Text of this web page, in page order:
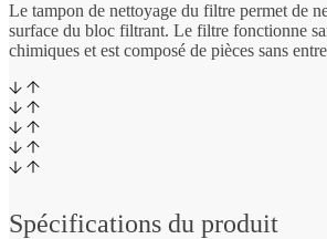
Le tampon de nettoyage du filtre permet de
surface du bloc filtrant. Le filtre fonctionne
chimiques et est composé de pièces sans
Spécifications du produit